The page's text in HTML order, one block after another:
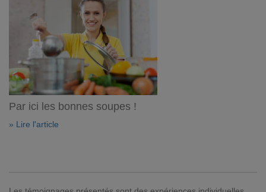
Par ici les bonnes soupes !
» Lire l'article